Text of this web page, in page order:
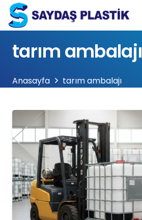
tarım ambalajı
Anasayfa tarım ambalajı